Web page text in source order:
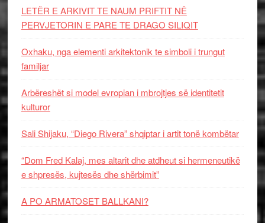
LETËR E ARKIVIT TE NAUM PRIFTIT NË
PERVJETORIN E PARE TE DRAGO SILIQIT
Oxhaku, nga elementi arkitektonik te simboli i trungut
familjar
Arbëreshët si model evropian i mbrojtjes së identitetit
kulturor
Sali Shijaku, “Diego Rivera” shqiptar i artit tonë kombëtar
“Dom Fred Kalaj, mes altarit dhe atdheut si hermeneutikë
e shpresës, kujtesës dhe shërbimit”
A PO ARMATOSET BALLKANI?